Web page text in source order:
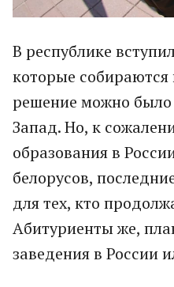
В республике
которые собираются
решение можно было
Запад. Но, к
образования в
белорусов,
для тех, кто
Абитуриенты же,
заведения в России